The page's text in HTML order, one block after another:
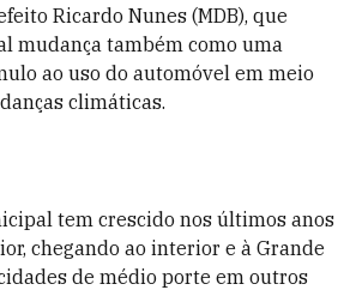
Ricardo Nunes (MDB), que
mudança também como uma
ao uso do automóvel em meio
climáticas.
tem crescido nos últimos anos
chegando ao interior e à Grande
de médio porte em outros